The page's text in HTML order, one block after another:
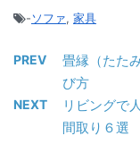
-ソファ, 家具
PREV
畳縁（たた
び方
NEXT
リビングで
間取り６選